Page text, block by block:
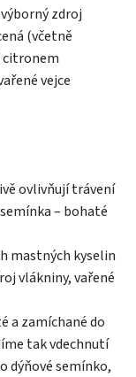
zdroj
(včetně
citronem
vejce
ovlivňují trávení
– bohaté
mastných kyselin
vlákniny, vařené
a zamíchané do
tak vdechnutí
dýňové semínko,